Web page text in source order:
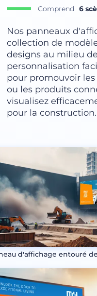
Comprend 6
Nos panneaux
collection de
designs au milieu
personnalisation
pour promouvoir
ou les produits
visualisez
pour la
d'affichage entouré